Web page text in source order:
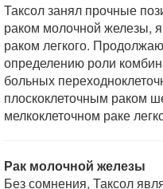
Таксол занял прочные
раком молочной железы,
раком легкого.
определению роли
больных
плоскоклеточным раком
мелкоклеточном раке
Рак молочной железы
Без сомнения, Таксол